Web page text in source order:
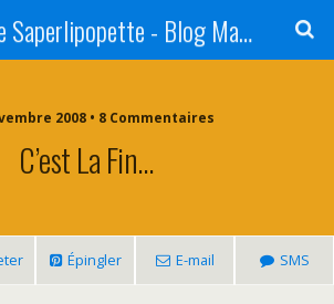
Marinette Saperlipopette - Blog Maman Angers Lifestyle - Ex Expat Montréal
2008 • 8 Commentaires
C’est La Fin…
Épingler E-mail SMS